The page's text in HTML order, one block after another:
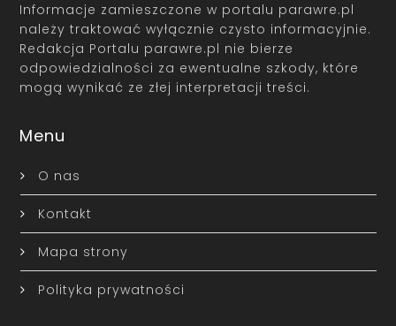
Informacje zamieszczone w portalu parawre.pl
należy traktować wyłącznie czysto informacyjnie.
Redakcja Portalu parawre.pl nie bierze
odpowiedzialności za ewentualne szkody, które
mogą wynikać ze złej interpretacji treści.
Menu
O nas
Kontakt
Mapa strony
Polityka prywatności